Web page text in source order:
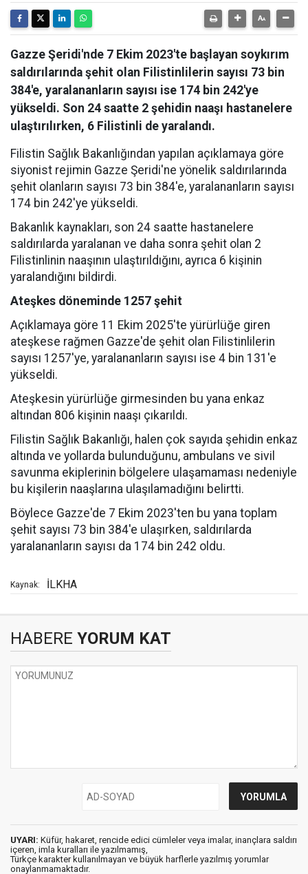
Gazze Şeridi'nde 7 Ekim 2023'te başlayan soykırım
saldırılarında şehit olan Filistinlilerin sayısı 73 bin
384'e, yaralananların sayısı ise 174 bin 242'ye
yükseldi. Son 24 saatte 2 şehidin naaşı hastanelere
ulaştırılırken, 6 Filistinli de yaralandı.
Filistin Sağlık Bakanlığından yapılan açıklamaya göre
siyonist rejimin Gazze Şeridi'ne yönelik saldırılarında
şehit olanların sayısı 73 bin 384'e, yaralananların sayısı
174 bin 242'ye yükseldi.
Bakanlık kaynakları, son 24 saatte hastanelere
saldırılarda yaralanan ve daha sonra şehit olan 2
Filistinlinin naaşının ulaştırıldığını, ayrıca 6 kişinin
yaralandığını bildirdi.
Ateşkes döneminde 1257 şehit
Açıklamaya göre 11 Ekim 2025'te yürürlüğe giren
ateşkese rağmen Gazze'de şehit olan Filistinlilerin
sayısı 1257'ye, yaralananların sayısı ise 4 bin 131'e
yükseldi.
Ateşkesin yürürlüğe girmesinden bu yana enkaz
altından 806 kişinin naaşı çıkarıldı.
Filistin Sağlık Bakanlığı, halen çok sayıda şehidin enkaz
altında ve yollarda bulunduğunu, ambulans ve sivil
savunma ekiplerinin bölgelere ulaşamaması nedeniyle
bu kişilerin naaşlarına ulaşılamadığını belirtti.
Böylece Gazze'de 7 Ekim 2023'ten bu yana toplam
şehit sayısı 73 bin 384'e ulaşırken, saldırılarda
yaralananların sayısı da 174 bin 242 oldu.
Kaynak: İLKHA
HABERE YORUM KAT
UYARI: Küfür, hakaret, rencide edici cümleler veya imalar, inançlara saldırı
içeren, imla kuralları ile yazılmamış,
Türkçe karakter kullanılmayan ve büyük harflerle yazılmış yorumlar
onaylanmamaktadır.